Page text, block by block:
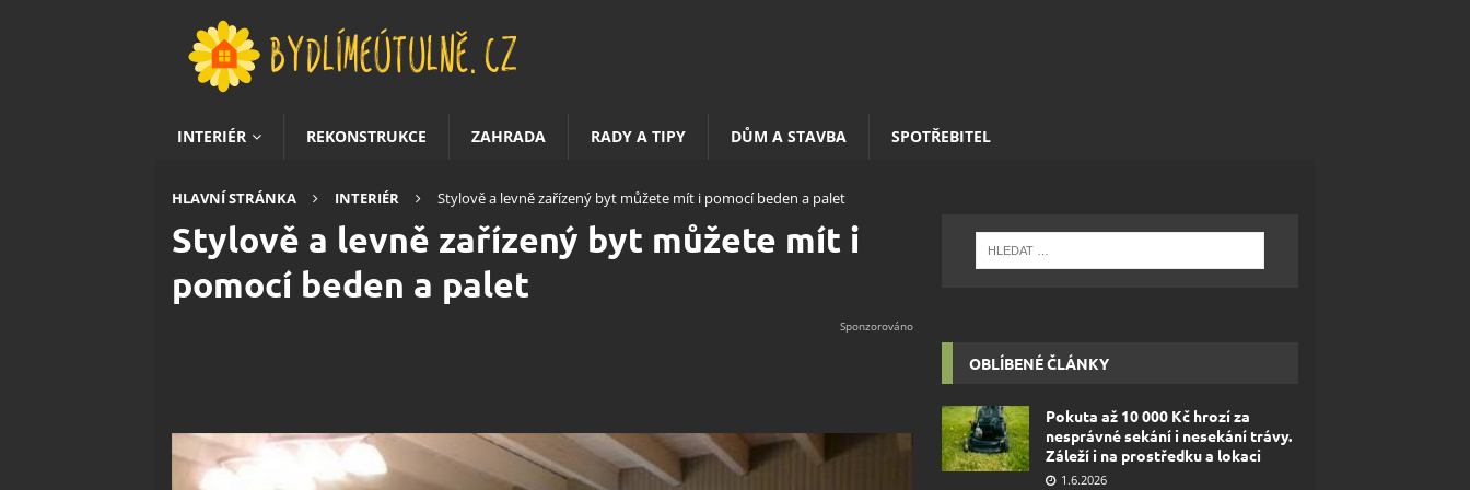
INTERIÉR REKONSTRUKCE ZAHRADA RADY A TIPY DŮM A STAVBA SPOTŘEBITEL
HLAVNÍ STRÁNKA INTERIÉR Stylově a levně zařízený byt můžete mít i pomocí beden a palet
Stylově a levně zařízený byt můžete mít i
pomocí beden a palet
OBLÍBENÉ ČLÁNKY
Pokuta až 10 000 Kč hrozí za
nesprávné sekání i nesekání trávy.
Záleží i na prostředku a lokaci
1.6.2026